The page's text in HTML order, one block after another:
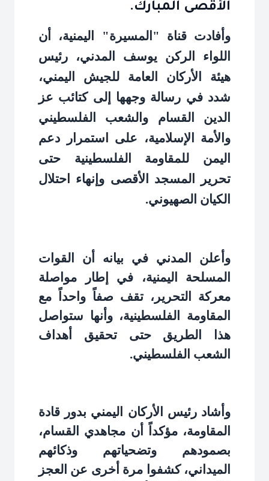
الأقصى المبارك.
وأفادت قناة "المسيرة" اليمنية، أن
اللواء الركن يوسف المدني، رئيس
هيئة الأركان العامة للجيش اليمني،
شدد في رسالة وجهها إلى كتائب عز
الدين القسام والشعب الفلسطيني
والأمة الإسلامية، على استمرار دعم
اليمن للمقاومة الفلسطينية حتى
تحرير المسجد الأقصى وإنهاء احتلال
الكيان الصهيوني.
وأعلن المدني في بيانه أن القوات
المسلحة اليمنية، في إطار مواصلة
معركة التحرير، تقف صفاً واحداً مع
المقاومة الفلسطينية، وأنها ستواصل
هذا الطريق حتى تحقيق أهداف
الشعب الفلسطيني.
وأشاد رئيس الأركان اليمني بدور قادة
المقاومة، مؤكداً أن مجاهدي القسام،
بصمودهم وتضحياتهم وذكائهم
الميداني، كشفوا مرة أخرى عن العجز